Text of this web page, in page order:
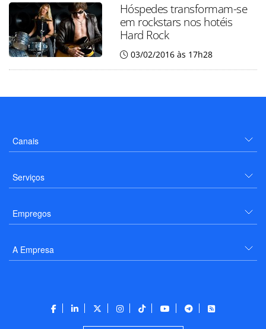
Hóspedes transformam-se
em rockstars nos hotéis
Hard Rock
03/02/2016 às 17h28
Canais
Serviços
Empregos
A Empresa